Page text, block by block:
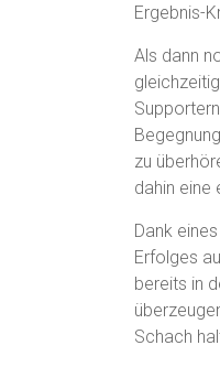
Ergebnis-
Als dann
zu
dahin eine
Dank
Erfolges
bereits in
Schach